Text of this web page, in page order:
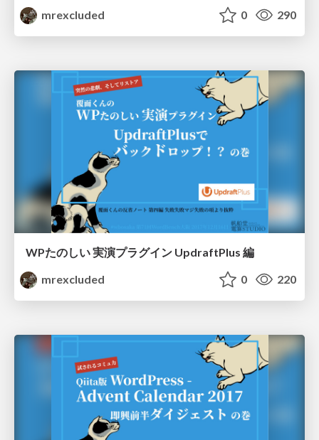
mrexcluded
0 290
WPたのしい 実演プラグイン UpdraftPlus 編
mrexcluded
0 220